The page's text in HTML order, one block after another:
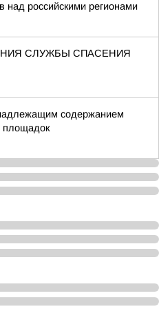
над российскими регионами
СЛУЖБЫ СПАСЕНИЯ
содержанием
площадок